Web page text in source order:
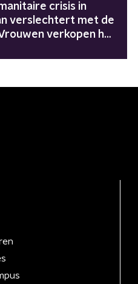
crisis in
verslechtert met de
verkopen hun